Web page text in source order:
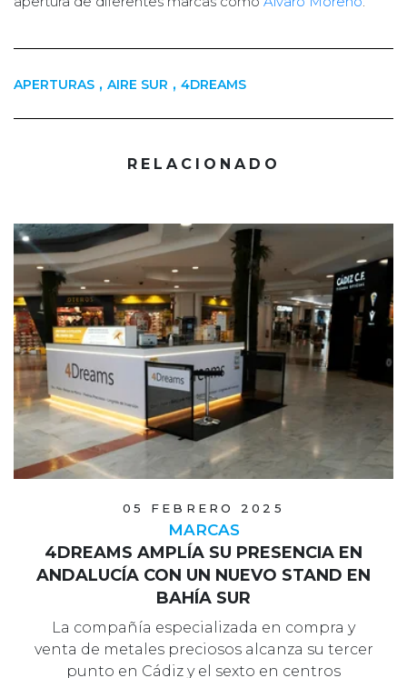
APERTURAS , AIRE SUR , 4DREAMS
RELACIONADO
05 FEBRERO 2025
MARCAS
4DREAMS AMPLÍA SU PRESENCIA EN
ANDALUCÍA CON UN NUEVO STAND EN
BAHÍA SUR
La compañía especializada en compra y
venta de metales preciosos alcanza su tercer
punto en Cádiz y el sexto en centros